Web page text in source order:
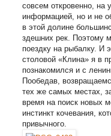
совсем откровенно, на
информацией, но и не
в этой долине
здешних рек. Поэтому
поездку на рыбалку. И
столовой «Клина» я в
познакомился и с
Пообедав,
тех же самых местах,
время на поиск новых
инстинкт кочевания,
привычного.